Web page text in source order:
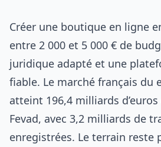
Créer une boutique en ligne
entre 2 000 et 5 000 € de
juridique adapté et une
fiable. Le marché français du
atteint 196,4 milliards
Fevad, avec 3,2 milliards de
enregistrées. Le terrain reste